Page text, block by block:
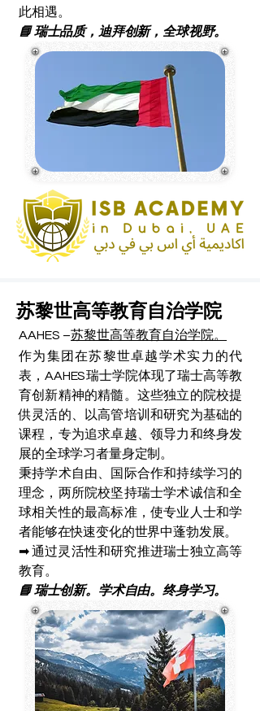
此相遇。
📘 瑞士品质，迪拜创新，全球视野。
苏黎世高等教育自治学院
AAHES –苏黎世高等教育自治学院。
作为集团在苏黎世卓越学术实力的代
表，AAHES瑞士学院体现了瑞士高等教
育创新精神的精髓。这些独立的院校提
供灵活的、以高管培训和研究为基础的
课程，专为追求卓越、领导力和终身发
展的全球学习者量身定制。
秉持学术自由、国际合作和持续学习的
理念，两所院校坚持瑞士学术诚信和全
球相关性的最高标准，使专业人士和学
者能够在快速变化的世界中蓬勃发展。
➡ 通过灵活性和研究推进瑞士独立高等
教育。
📘 瑞士创新。学术自由。终身学习。